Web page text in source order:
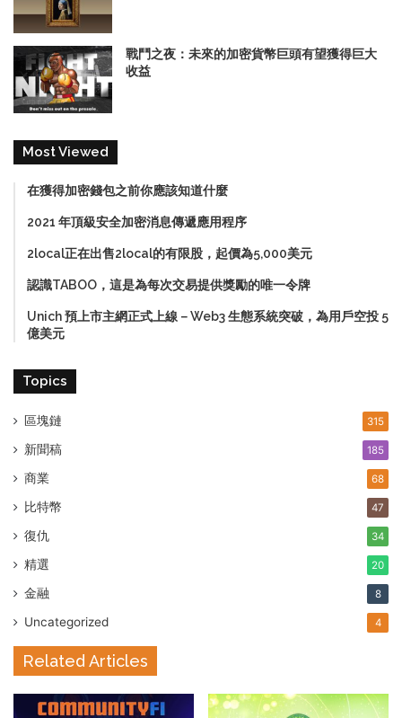
戰鬥之夜：未來的加密貨幣巨頭有望獲得巨大
收益
Most Viewed
在獲得加密錢包之前你應該知道什麼
2021 年頂級安全加密消息傳遞應用程序
2local正在出售2local的有限股，起價為5,000美元
認識TABOO，這是為每次交易提供獎勵的唯一令牌
Unich 預上市主網正式上線－Web3 生態系統突破，為用戶空投 5
億美元
Topics
區塊鏈 315
新聞稿 185
商業 68
比特幣 47
復仇 34
精選 20
金融 8
Uncategorized 4
Related Articles